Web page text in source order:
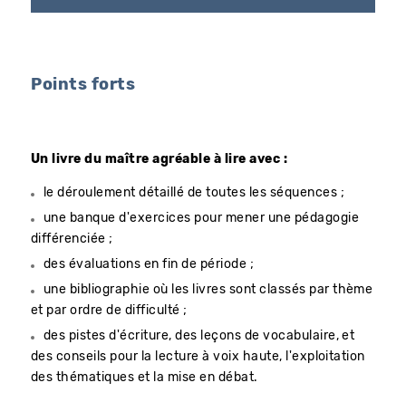
Points forts
Un livre du maître agréable à lire avec :
le déroulement détaillé de toutes les séquences ;
une banque d'exercices pour mener une pédagogie
différenciée ;
des évaluations en fin de période ;
une bibliographie où les livres sont classés par thème
et par ordre de difficulté ;
des pistes d'écriture, des leçons de vocabulaire, et
des conseils pour la lecture à voix haute, l'exploitation
des thématiques et la mise en débat.